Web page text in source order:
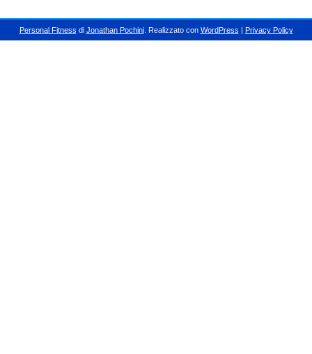
Personal Fitness di Jonathan Pochini. Realizzato con WordPress | Privacy Policy